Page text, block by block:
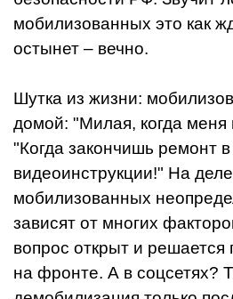
мобилизованных это как
остынет – вечно.
Шутка из жизни:
домой: "Милая, когда меня
"Когда закончишь ремонт
видеоинструкции!" На
мобилизованных
зависят от многих
вопрос открыт и решается
на фронте. А в соцсетях?